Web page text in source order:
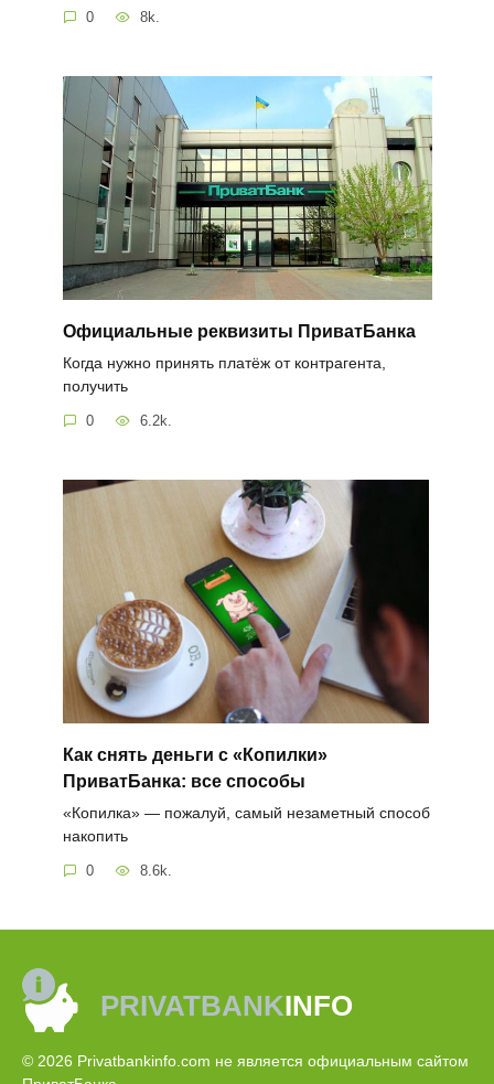
0 8k.
Официальные реквизиты ПриватБанка
Когда нужно принять платёж от контрагента,
получить
0 6.2k.
Как снять деньги с «Копилки»
ПриватБанка: все способы
«Копилка» — пожалуй, самый незаметный способ
накопить
0 8.6k.
PRIVATBANKINFO
© 2026 Privatbankinfo.com не является официальным сайтом